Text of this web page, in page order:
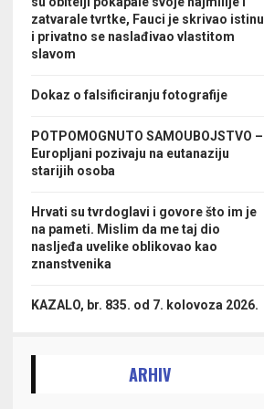
zatvarale tvrtke, Fauci je skrivao istinu
i privatno se naslađivao vlastitom
slavom
Dokaz o falsificiranju fotografije
POTPOMOGNUTO SAMOUBOJSTVO –
Europljani pozivaju na eutanaziju
starijih osoba
Hrvati su tvrdoglavi i govore što im je
na pameti. Mislim da me taj dio
nasljeđa uvelike oblikovao kao
znanstvenika
KAZALO, br. 835. od 7. kolovoza 2026.
ARHIV